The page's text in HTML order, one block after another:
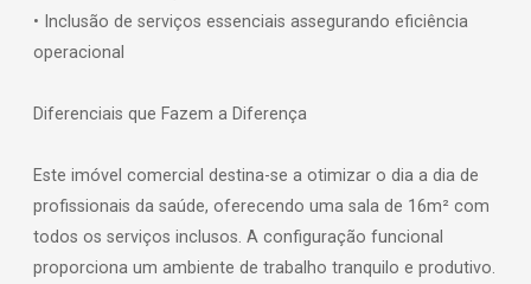
• Inclusão de serviços essenciais assegurando eficiência
operacional
Diferenciais que Fazem a Diferença
Este imóvel comercial destina-se a otimizar o dia a dia de
profissionais da saúde, oferecendo uma sala de 16m² com
todos os serviços inclusos. A configuração funcional
proporciona um ambiente de trabalho tranquilo e produtivo.